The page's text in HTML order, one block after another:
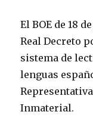
El BOE de 18
Real Decreto
sistema de
lenguas
Inmaterial.